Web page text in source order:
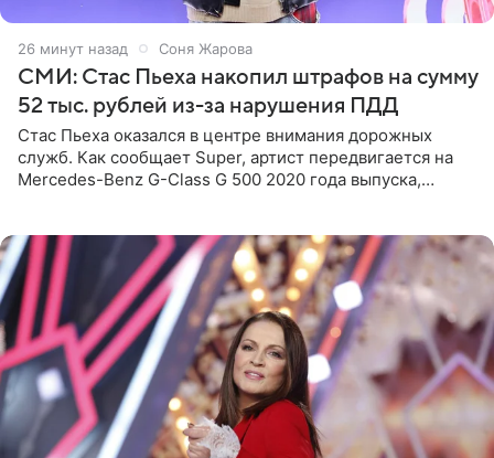
26 минут назад Соня Жарова
СМИ: Стас Пьеха накопил штрафов на сумму
52 тыс. рублей из-за нарушения ПДД
Стас Пьеха оказался в центре внимания дорожных
служб. Как сообщает Super, артист передвигается на
Mercedes-Benz G-Class G 500 2020 года выпуска,